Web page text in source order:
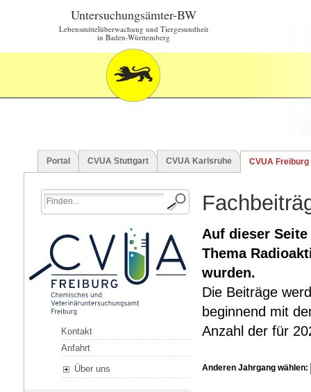
Untersuchungsämter-BW
Lebensmittelüberwachung und Tiergesundheit
in Baden-Württemberg
Portal CVUA Stuttgart CVUA Karlsruhe CVUA Freiburg
Kontakt
Anfahrt
Über uns
Auf dieser
Thema
wurden.
Die Beiträge
beginnend mit
Anzahl der für
Anderen Jahrgang wählen: